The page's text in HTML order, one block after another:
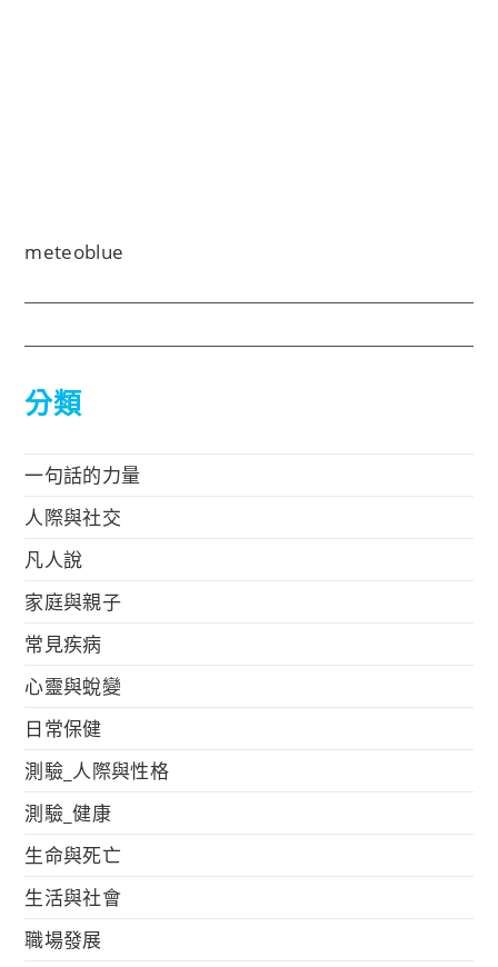
meteoblue
分類
一句話的力量
人際與社交
凡人說
家庭與親子
常見疾病
心靈與蛻變
日常保健
測驗_人際與性格
測驗_健康
生命與死亡
生活與社會
職場發展